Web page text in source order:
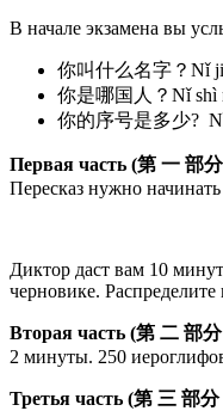
В начале экзамена вы
你叫什么名字？Nǐ
你是哪国人？Nǐ shì
你的序号是多少? Nǐ
Первая часть (第 一 部分
Пересказ нужно начинать
Диктор даст вам 10
черновике.
Вторая часть (第 二 部
2 минуты. 250
Третья часть (第 三 部分